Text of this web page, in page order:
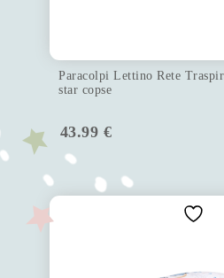
Paracolpi Lettino Rete
star copse
43.99 €